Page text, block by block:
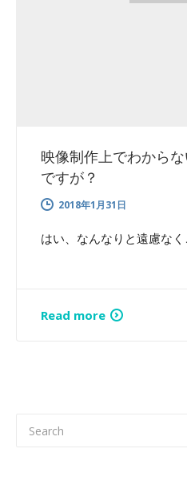
映像制作上でわから
ですが？
2018年1月31日
はい、なんなりと遠慮な
Read more